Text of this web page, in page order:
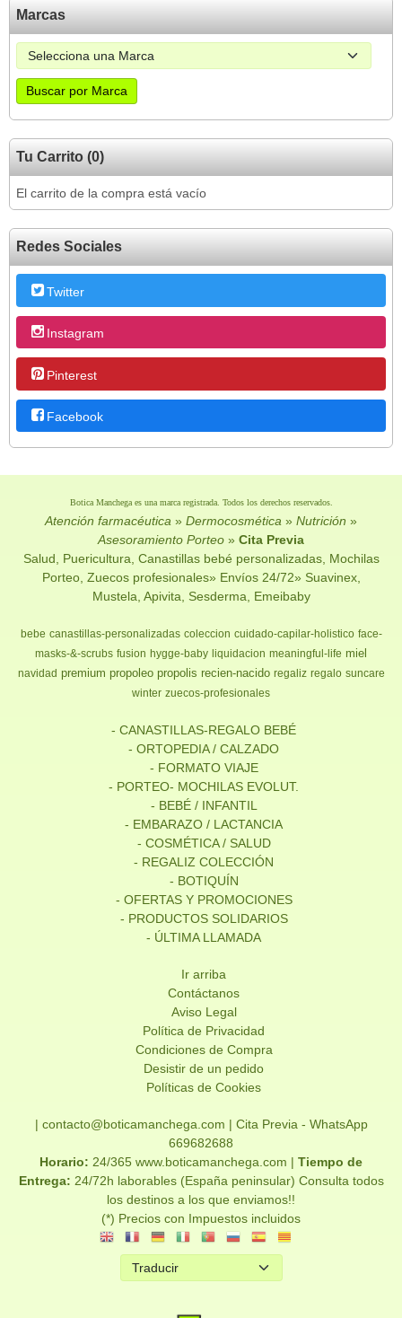
Marcas
Tu Carrito (0)
El carrito de la compra está vacío
Redes Sociales
Twitter
Instagram
Pinterest
Facebook
Botica Manchega es una marca registrada. Todos los derechos reservados.
Atención farmacéutica » Dermocosmética » Nutrición »
Asesoramiento Porteo » Cita Previa
Salud, Puericultura, Canastillas bebé personalizadas, Mochilas
Porteo, Zuecos profesionales» Envíos 24/72» Suavinex,
Mustela, Apivita, Sesderma, Emeibaby
bebe canastillas-personalizadas coleccion cuidado-capilar-holistico face-
masks-&-scrubs fusion hygge-baby liquidacion meaningful-life miel
navidad premium propoleo propolis recien-nacido regaliz regalo suncare
winter zuecos-profesionales
- CANASTILLAS-REGALO BEBÉ
- ORTOPEDIA / CALZADO
- FORMATO VIAJE
- PORTEO- MOCHILAS EVOLUT.
- BEBÉ / INFANTIL
- EMBARAZO / LACTANCIA
- COSMÉTICA / SALUD
- REGALIZ COLECCIÓN
- BOTIQUÍN
- OFERTAS Y PROMOCIONES
- PRODUCTOS SOLIDARIOS
- ÚLTIMA LLAMADA
Ir arriba
Contáctanos
Aviso Legal
Política de Privacidad
Condiciones de Compra
Desistir de un pedido
Políticas de Cookies
| contacto@boticamanchega.com | Cita Previa - WhatsApp
669682688
Horario: 24/365 www.boticamanchega.com | Tiempo de
Entrega: 24/72h laborables (España peninsular) Consulta todos
los destinos a los que enviamos!!
(*) Precios con Impuestos incluidos